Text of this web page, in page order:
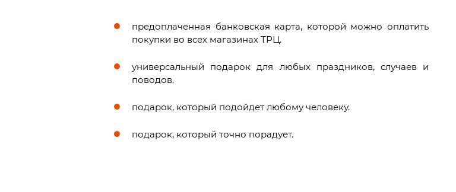
предоплаченная банковская карта, которой можно оплатить
покупки во всех магазинах ТРЦ.
универсальный подарок для любых праздников, случаев и
поводов.
подарок, который подойдет любому человеку.
подарок, который точно порадует.